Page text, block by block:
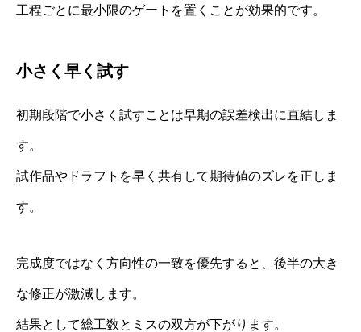
工程ごとに最小限のゲートを置くことが効果的です。
小さく早く試す
初期段階で小さく試すことは早期の誤差検出に直結しま
す。
試作品やドラフトを早く共有して期待値のズレを正しま
す。
完成度ではなく方向性の一致を優先すると、後半の大き
な修正が激減します。
結果として総工数とミスの双方が下がります。